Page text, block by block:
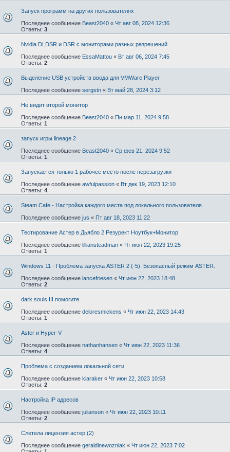
Запуск программ на других пользователях
Последнее сообщение Beast2040 « Чт авг 08, 2024 12:36
Ответы: 3
Nvidia DLDSR и DSR с мониторами разных разрешений
Последнее сообщение EssaMattou « Вт авг 06, 2024 7:45
Ответы: 2
Выделение USB устройств ввода для VMWare Player
Последнее сообщение sergstn « Вт май 28, 2024 3:12
Не видит второй монитор
Последнее сообщение Beast2040 « Пн мар 11, 2024 9:58
Ответы: 1
запуск игры lineage 2
Последнее сообщение Beast2040 « Ср фев 21, 2024 9:52
Ответы: 1
Запускается только 1 рабочее место после перезагрузки
Последнее сообщение awfulpassion « Вт дек 19, 2023 12:10
Ответы: 4
Steam Cafe - Настройка каждого места под локального пользователя
Последнее сообщение jus « Пт авг 18, 2023 11:22
Тестирование Астер в Дьябло 2 Резурект Ноутбук+Монитор
Последнее сообщение lilliansteadman « Чт июн 22, 2023 19:25
Ответы: 1
Windows 11 - Проблема запуска ASTER 2 (-5). Безопасный режим ASTER.
Последнее сообщение lancefriesen « Чт июн 22, 2023 18:48
Ответы: 2
dark souls III помогите
Последнее сообщение deloresmickens « Чт июн 22, 2023 14:43
Ответы: 1
Aster и Hyper-V
Последнее сообщение nathanhansen « Чт июн 22, 2023 11:36
Ответы: 4
Проблема с созданием локальной сети.
Последнее сообщение kiaraker « Чт июн 22, 2023 10:58
Ответы: 2
Настройка IP адресов
Последнее сообщение julianson « Чт июн 22, 2023 10:11
Ответы: 2
Слетела лицензия астер (2)
Последнее сообщение geraldinewozniak « Чт июн 22, 2023 7:02